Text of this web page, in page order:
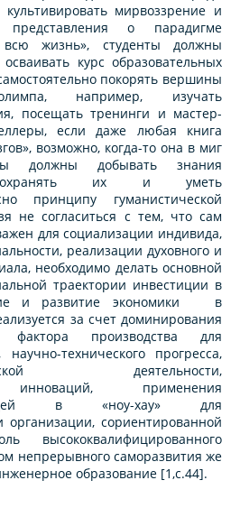
мирвоззрение и
о парадигме
всю жизнь», студенты должны
курс образовательных
покорять вершины
олимпа, например, изучать
посещать тренинги и мастер-
если даже любая книга
возможно, когда-то она в миг
должны добывать знания
сохранять их и уметь
принципу гуманистической
не согласиться с тем, что сам
для социализации индивида,
реализации духовного и
необходимо делать основной
траектории инвестиции в
и развитие экономики в
за счет доминирования
производства для
научно-технического прогресса,
деятельности,
инноваций, применения
в «ноу-хау» для
организации, сориентированной
непрерывного саморазвития же
образование [1,c.44].